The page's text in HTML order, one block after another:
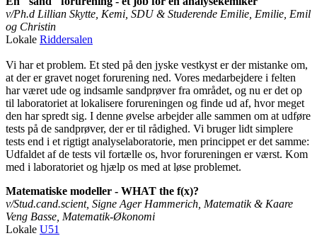
v/Ph.d Lillian Skytte, Kemi, SDU & Studerende Emilie, Emilie, Emil
og Christin
Lokale Riddersalen
Vi har et problem. Et sted på den jyske vestkyst er der mistanke om,
at der er gravet noget forurening ned. Vores medarbejdere i felten
har været ude og indsamle sandprøver fra området, og nu er det op
til laboratoriet at lokalisere forureningen og finde ud af, hvor meget
den har spredt sig. I denne øvelse arbejder alle sammen om at udføre
tests på de sandprøver, der er til rådighed. Vi bruger lidt simplere
tests end i et rigtigt analyselaboratorie, men princippet er det samme:
Udfaldet af de tests vil fortælle os, hvor forureningen er værst. Kom
med i laboratoriet og hjælp os med at løse problemet.
Matematiske modeller - WHAT the f(x)?
v/Stud.cand.scient, Signe Ager Hammerich, Matematik & Kaare
Veng Basse, Matematik-Økonomi
Lokale U51